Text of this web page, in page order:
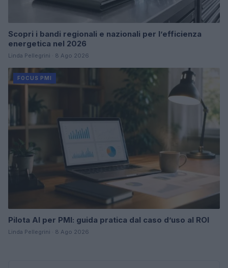
Scopri i bandi regionali e nazionali per l’efficienza
energetica nel 2026
Linda Pellegrini · 8 Ago 2026
FOCUS PMI
Pilota AI per PMI: guida pratica dal caso d’uso al ROI
Linda Pellegrini · 8 Ago 2026